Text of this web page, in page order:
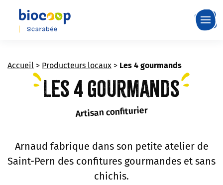
Skip
content
Accueil > Producteurs locaux > Les 4 gourmands
Les 4 gourmands
Artisan confiturier
Arnaud fabrique dans son petite atelier de
Saint-Pern des confitures gourmandes et sans
chichis.